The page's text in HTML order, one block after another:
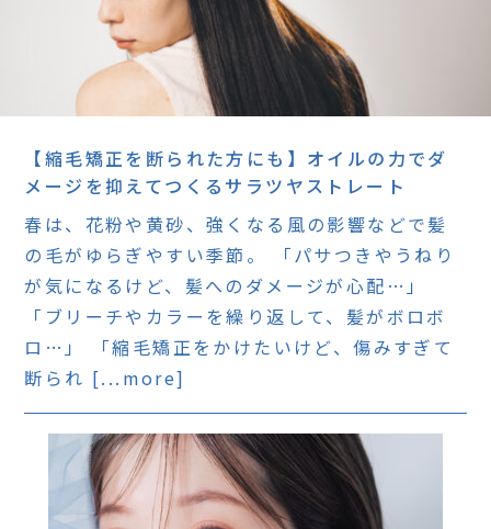
【縮毛矯正を断られた方にも】オイルの力でダ
メージを抑えてつくるサラツヤストレート
春は、花粉や黄砂、強くなる風の影響などで髪
の毛がゆらぎやすい季節。 「パサつきやうねり
が気になるけど、髪へのダメージが心配…」
「ブリーチやカラーを繰り返して、髪がボロボ
ロ…」 「縮毛矯正をかけたいけど、傷みすぎて
断られ [...more]